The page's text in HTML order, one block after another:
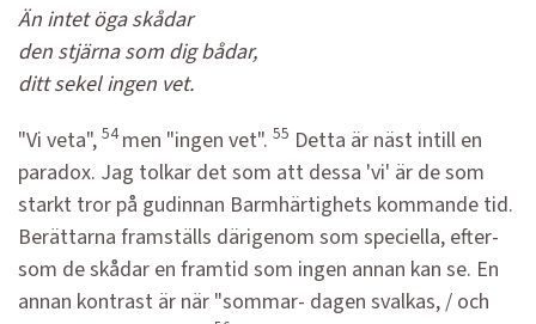
Än intet öga skådar
den stjärna som dig bådar,
ditt sekel ingen vet.
"Vi veta", 54men "ingen vet". 55 Detta är näst intill en
paradox. Jag tolkar det som att dessa 'vi' är de som
starkt tror på gudinnan Barmhärtighets kommande tid.
Berättarna framställs därigenom som speciella, efter-
som de skådar en framtid som ingen annan kan se. En
annan kontrast är när "sommar- dagen svalkas, / och